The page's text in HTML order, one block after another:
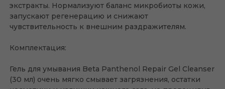
экстракты. Нормализуют баланс микробиоты кожи,
запускают регенерацию и снижают
чувствительность к внешним раздражителям.
Комплектация:
Гель для умывания Beta Panthenol Repair Gel Cleanser
(30 мл) очень мягко смывает загрязнения, остатки